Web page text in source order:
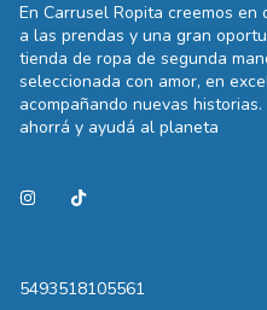
En Carrusel Ropita creemos
a las prendas y una gran
tienda de ropa de segunda
seleccionada con amor, en
acompañando nuevas
ahorrá y ayudá al planeta
5493518105561